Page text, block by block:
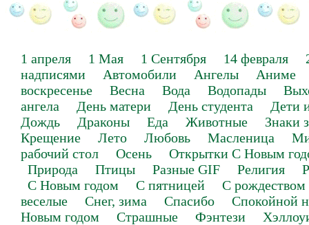
1 апреля 1 Мая 1 Сентября 14 февраля
надписями
Автомобили Ангелы
Аниме
воскресенье
Весна Вода Водопады
ангела
День матери День студента
Дети
Дождь
Драконы Еда Животные
Знаки
Крещение
Лето Любовь Масленица
рабочий стол
Осень
Открытки С Новым
Природа
Птицы Разные GIF Религия
С Новым годом
С пятницей
С рождеством
веселые
Снег, зима Спасибо
Спокойной
Новым годом
Страшные Фэнтези